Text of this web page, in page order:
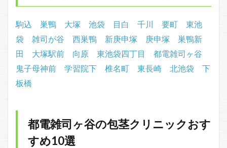
駒込 巣鴨 大塚 池袋 目白 千川 要町
東池
袋
雑司が谷 西巣鴨 新庚申塚 庚申塚
巣鴨新
田
大塚駅前 向原 東池袋四丁目
都電雑司ヶ谷
鬼子母神前
学習院下 椎名町 東長崎 北池袋
下
板橋
都電雑司ヶ谷の包茎クリニックおす
すめ10選